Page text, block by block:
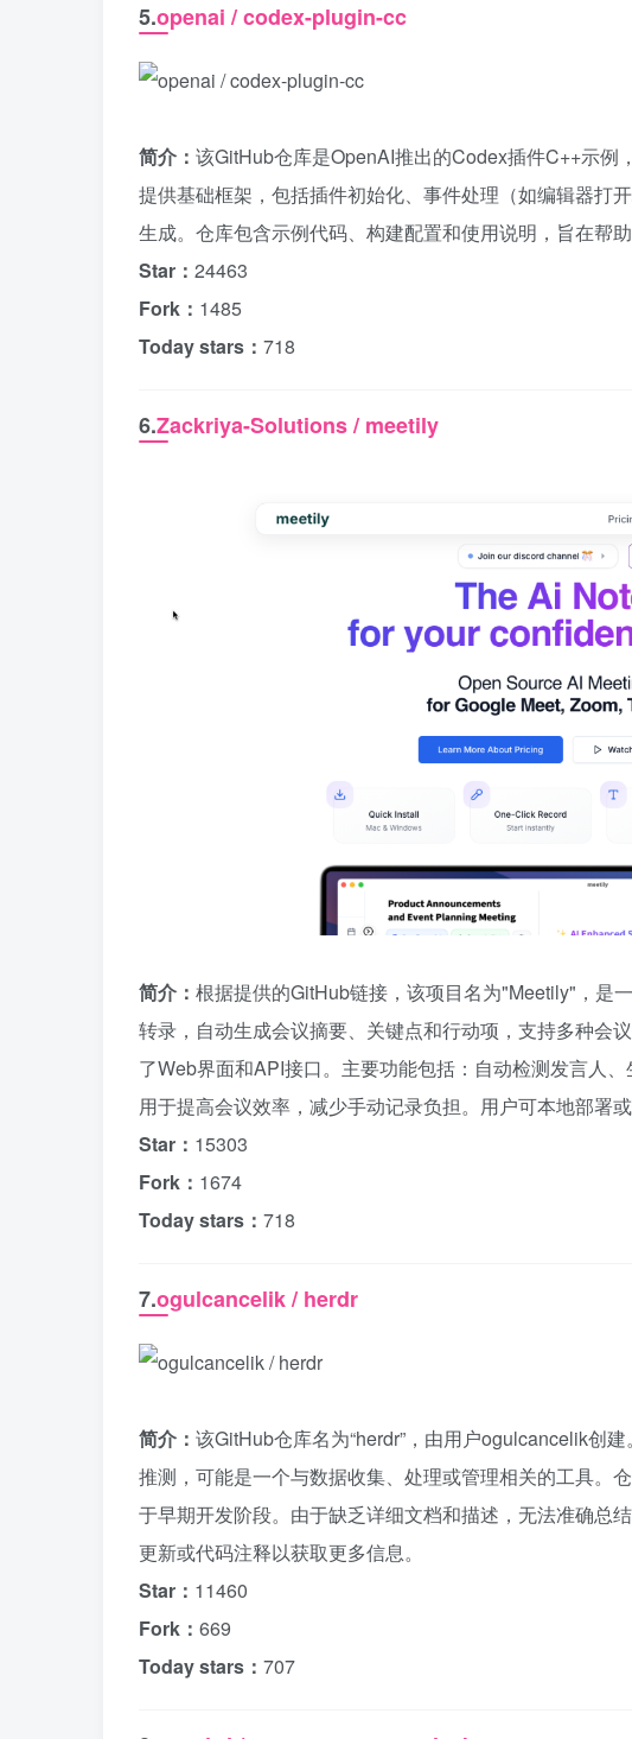
5.openai / codex-plugin-cc
简介： 该GitHub仓库是OpenAI推出的Codex插件C++示
提供基础框架，包括插件初始化、事件处理（如编辑器打
生成。仓库包含示例代码、构建配置和使用说明，旨在帮
Star： 24463
Fork： 1485
Today stars： 718
6.Zackriya-Solutions / meetily
简介： 根据提供的GitHub链接，该项目名为"Meetily"，是
转录，自动生成会议摘要、关键点和行动项，支持多种会
了Web界面和API接口。主要功能包括：自动检测发言人
用于提高会议效率，减少手动记录负担。用户可本地部署或
Star： 15303
Fork： 1674
Today stars： 718
7.ogulcancelik / herdr
简介： 该GitHub仓库名为“herdr”，由用户ogulcancelik创
推测，可能是一个与数据收集、处理或管理相关的工具。
于早期开发阶段。由于缺乏详细文档和描述，无法准确总
更新或代码注释以获取更多信息。
Star： 11460
Fork： 669
Today stars： 707